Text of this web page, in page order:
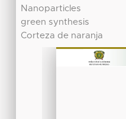
Nanoparticles
green synthesis
Corteza de naranja